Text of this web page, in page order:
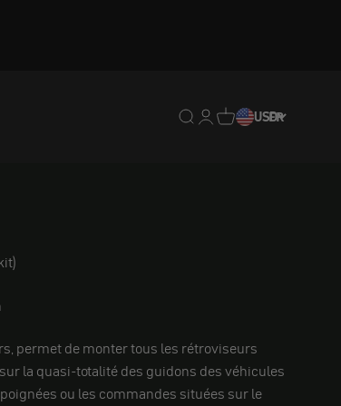
Translation missing :
Translation missing :
Traduction
USDFR
permet de monter tous les rétroviseurs
la quasi-totalité des guidons des véhicules
ou les commandes situées sur le